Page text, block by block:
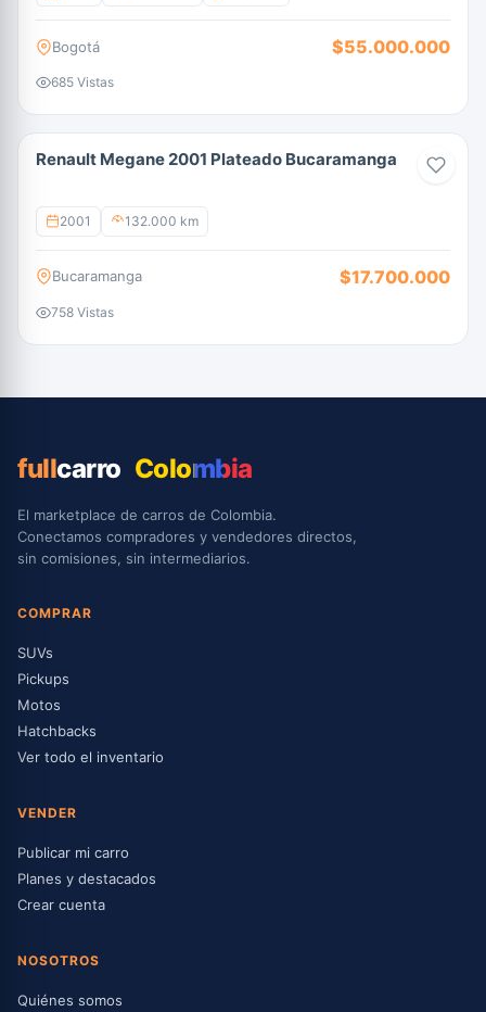
Bogotá $55.000.000
685 Vistas
Renault Megane 2001 Plateado Bucaramanga
2001 132.000 km
Bucaramanga $17.700.000
758 Vistas
fullcarro Colombia
El marketplace de carros de Colombia.
Conectamos compradores y vendedores directos,
sin comisiones, sin intermediarios.
COMPRAR
SUVs
Pickups
Motos
Hatchbacks
Ver todo el inventario
VENDER
Publicar mi carro
Planes y destacados
Crear cuenta
NOSOTROS
Quiénes somos